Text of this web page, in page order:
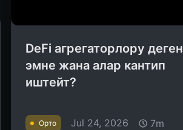
DeFi агрегаторлору деген
эмне жана алар кантип
иштейт?
Орто Jul 24, 2026 7m